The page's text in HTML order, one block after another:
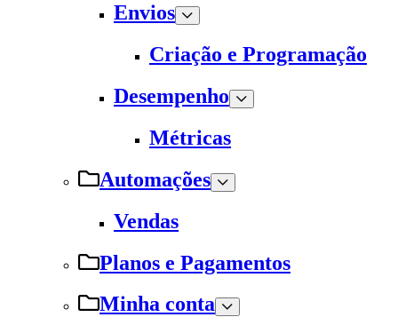
Envios
Criação e Programação
Desempenho
Métricas
Automações
Vendas
Planos e Pagamentos
Minha conta